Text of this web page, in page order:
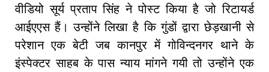
वीडियो सूर्य प्रताप सिंह ने पोस्ट किया है जो रिटायर्ड
आईएएस हैं। उन्होंने लिखा है कि गुंडों द्वारा छेड़खानी से
परेशान एक बेटी जब कानपुर में गोविन्दनगर थाने के
इंस्पेक्टर साहब के पास न्याय मांगने गयी तो उन्होंने एक